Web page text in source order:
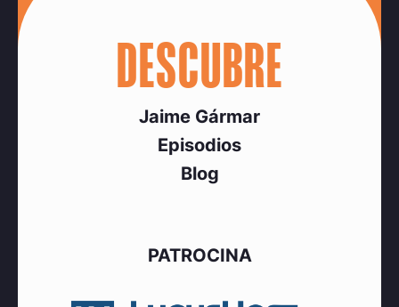
DESCUBRE
Jaime Gármar
Episodios
Blog
PATROCINA